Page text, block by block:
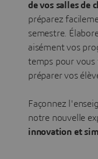
de vos salles de
préparez
semestre.
aisément vos
temps pour vous
préparer vos
Façonnez
notre nouvelle
innovation et